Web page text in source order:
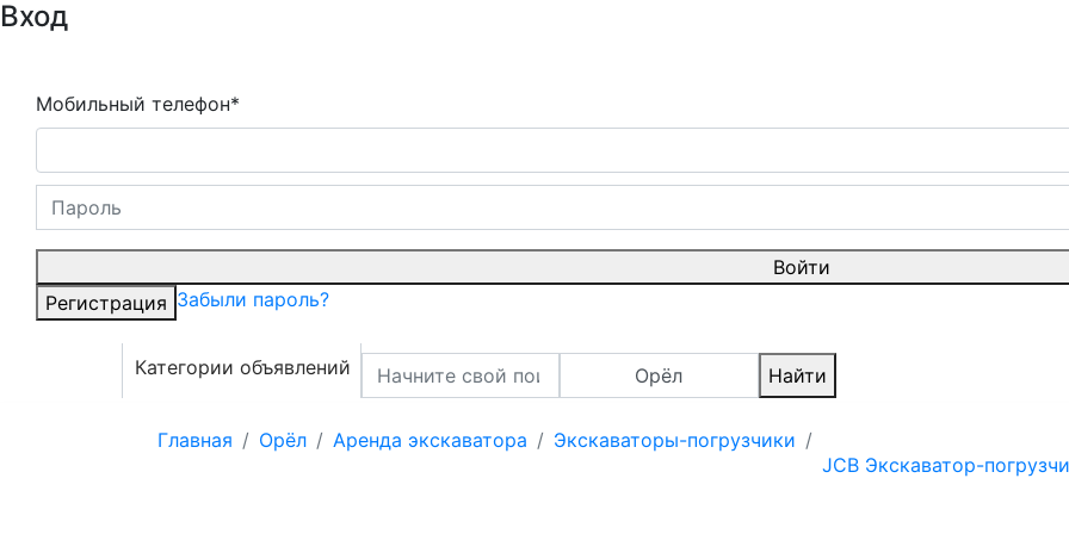
Вход
Мобильный телефон*
Войти
Регистрация Забыли пароль?
Категории объявлений Орёл Найти
Главная Орёл Аренда экскаватора
Экскаваторы-погрузчики
JCB Экскаватор-